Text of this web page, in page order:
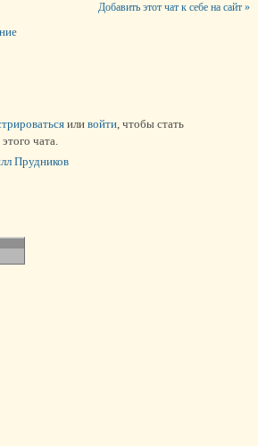
Добавить этот чат к себе на сайт »
или войти, чтобы стать
чата.
Прудников